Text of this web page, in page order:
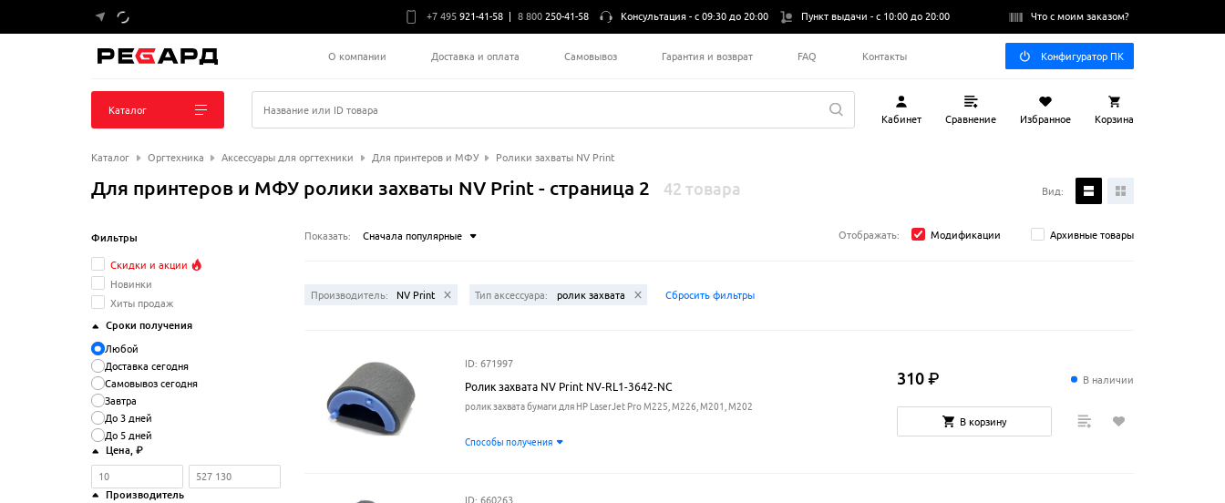
+7 495 921-41-58 8 800 250-41-58 Консультация -с 09:30 до 20:00 Пункт выдачи -с 10:00 до 20:00 Что с моим заказом?
О компании Доставка и оплата Самовывоз Гарантия и возврат FAQ Контакты Конфигуратор ПК
Каталог Название или ID товара
Кабинет Сравнение Избранное Корзина
Каталог Оргтехника Аксессуары для оргтехники Для принтеров и МФУ Ролики захваты NV Print
Для принтеров и МФУ ролики захваты NV Print - страница 2 42 товара Вид:
Фильтры
Скидки и акции
Новинки
Хиты продаж
Сроки получения
Любой
Доставка сегодня
Самовывоз сегодня
Завтра
До 3 дней
До 5 дней
Цена , ₽
Производитель
Показать: Сначала популярные Отображать: Модификации Архивные товары
Производитель: NV Print Тип аксессуара: ролик захвата Сбросить фильтры
ID: 671997
Ролик захвата NV Print NV-RL1-3642-NC
ролик захвата бумаги для HP LaserJet Pro M225, M226, M201, M202
Способы получения
В наличии
310 ₽
В корзину
ID: 660263